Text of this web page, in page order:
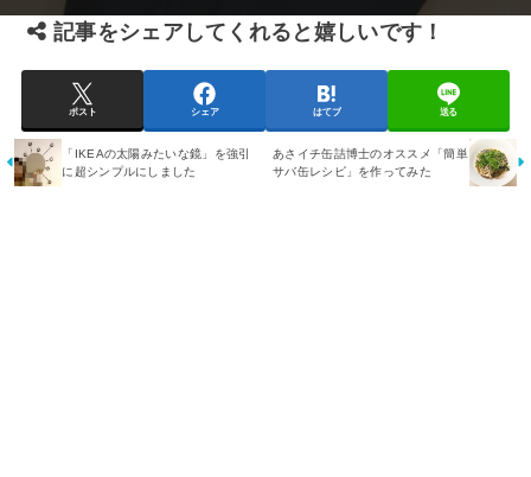
記事をシェアしてくれると嬉しいです！
ポスト シェア はてブ 送る
「IKEAの太陽みたいな鏡」を強引
に超シンプルにしました
あさイチ缶詰博士のオススメ「簡単
サバ缶レシピ」を作ってみた